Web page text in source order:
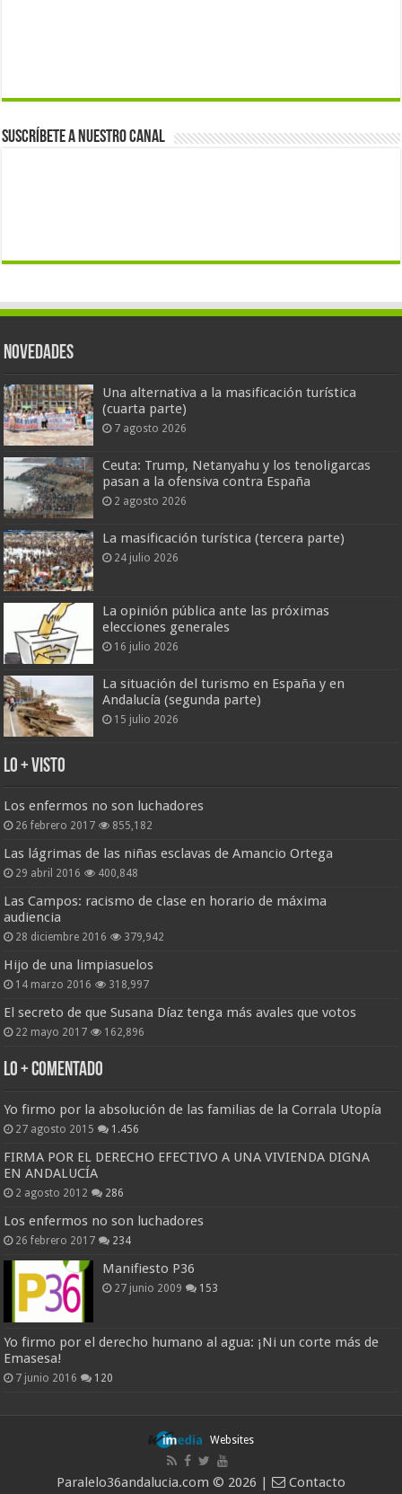
Suscríbete a nuestro canal
Novedades
Una alternativa a la masificación turística
(cuarta parte)
7 agosto 2026
Ceuta: Trump, Netanyahu y los tenoligarcas
pasan a la ofensiva contra España
2 agosto 2026
La masificación turística (tercera parte)
24 julio 2026
La opinión pública ante las próximas
elecciones generales
16 julio 2026
La situación del turismo en España y en
Andalucía (segunda parte)
15 julio 2026
Lo + Visto
Los enfermos no son luchadores
26 febrero 2017 855,182
Las lágrimas de las niñas esclavas de Amancio Ortega
29 abril 2016 400,848
Las Campos: racismo de clase en horario de máxima
audiencia
28 diciembre 2016 379,942
Hijo de una limpiasuelos
14 marzo 2016 318,997
El secreto de que Susana Díaz tenga más avales que votos
22 mayo 2017 162,896
Lo + Comentado
Yo firmo por la absolución de las familias de la Corrala Utopía
27 agosto 2015 1.456
FIRMA POR EL DERECHO EFECTIVO A UNA VIVIENDA DIGNA
EN ANDALUCÍA
2 agosto 2012 286
Los enfermos no son luchadores
26 febrero 2017 234
Manifiesto P36
27 junio 2009 153
Yo firmo por el derecho humano al agua: ¡Ni un corte más de
Emasesa!
7 junio 2016 120
Websites
Paralelo36andalucia.com © 2026 | Contacto